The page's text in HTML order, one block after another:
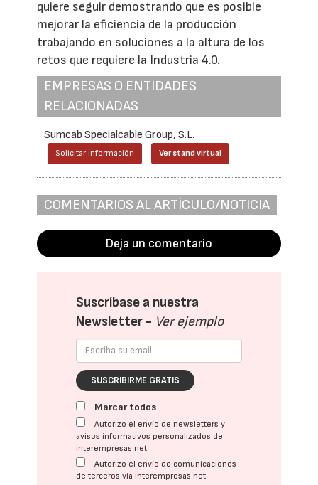
quiere seguir demostrando que es posible
mejorar la eficiencia de la producción
trabajando en soluciones a la altura de los
retos que requiere la Industria 4.0.
EMPRESAS O ENTIDADES
RELACIONADAS
Sumcab Specialcable Group, S.L.
Solicitar información Ver stand virtual
COMENTARIOS AL ARTÍCULO/NOTICIA
Deja un comentario
Suscríbase a nuestra
Newsletter - Ver ejemplo
SUSCRIBIRME GRATIS
Marcar todos
Autorizo el envío de newsletters y
avisos informativos personalizados de
interempresas.net
Autorizo el envío de comunicaciones
de terceros vía interempresas.net